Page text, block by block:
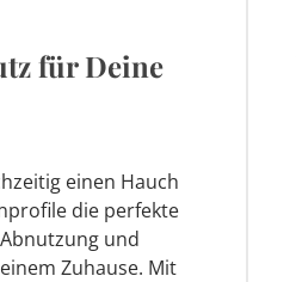
für Deine
einen Hauch
die perfekte
und
Zuhause. Mit